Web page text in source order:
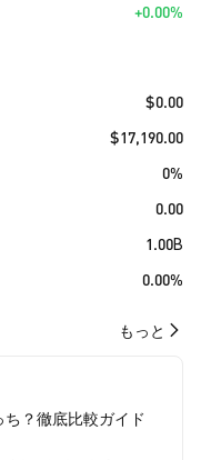
+0.00%
$0.00
$17,190.00
0%
0.00
1.00B
0.00%
もっと
ち？徹底比較ガイド